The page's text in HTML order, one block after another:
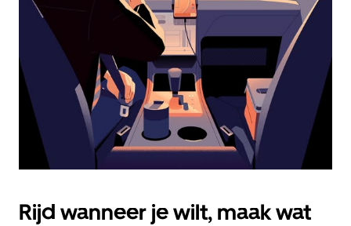
Escape
agenda
te
sluiten.
Rijd wanneer je wilt, maak wat